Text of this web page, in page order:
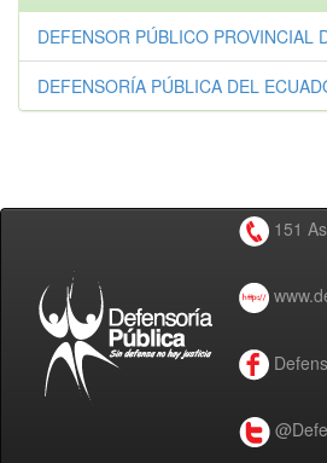
DEFENSOR PÚBLICO PROVINCIAL
DEFENSORÍA PÚBLICA DEL
151